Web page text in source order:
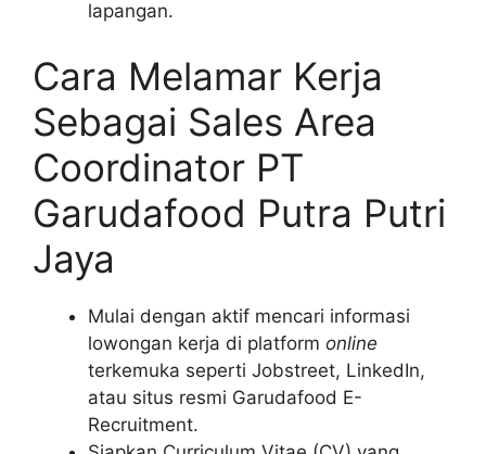
lapangan.
Cara Melamar Kerja
Sebagai Sales Area
Coordinator PT
Garudafood Putra Putri
Jaya
Mulai dengan aktif mencari informasi
lowongan kerja di platform online
terkemuka seperti Jobstreet, LinkedIn,
atau situs resmi Garudafood E-
Recruitment.